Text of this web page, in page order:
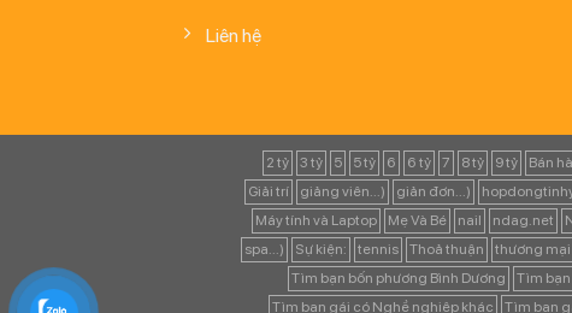
Liên hệ
2 tỷ 3 tỷ 5 5 tỷ 6 6 tỷ 7 8 tỷ 9 tỷ Bán
Giải trí
giảng viên...) giản đơn...)
Máy tính và Laptop
Mẹ Và Bé nail ndag.net
spa...)
Sự kiện: tennis Thoả thuận thương mại
Tìm bạn bốn phương Bình Dương
Tìm
Tìm bạn gái có Nghề nghiệp khác
Tìm bạn